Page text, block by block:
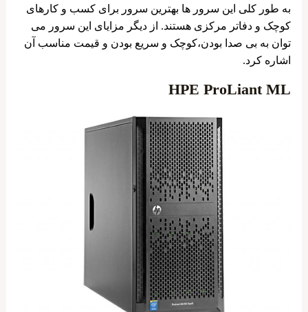
به طور کلی این سرور ها بهترین سرور برای کسب و کارهای
کوچک و دفاتر مرکزی هستند. از دیگر مزایای این سرور می
توان به بی صدا بودن،کوچک و سریع بودن و قیمت مناسب آن
اشاره کرد.
HPE ProLiant ML